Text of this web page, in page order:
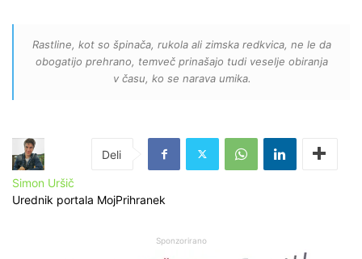
Rastline, kot so špinača, rukola ali zimska redkvica, ne le da
obogatijo prehrano, temveč prinašajo tudi veselje obiranja
v času, ko se narava umika.
Simon Uršič
Urednik portala MojPrihranek
Sponzorirano